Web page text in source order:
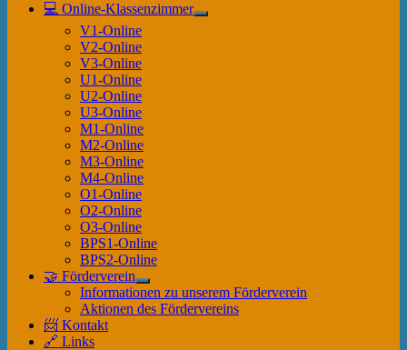
💻 Online-Klassenzimmer
Untermenü
V1-Online
V2-Online
V3-Online
U1-Online
U2-Online
U3-Online
M1-Online
M2-Online
M3-Online
M4-Online
O1-Online
O2-Online
O3-Online
BPS1-Online
BPS2-Online
🤝 Förderverein
Untermenü
anzeigen
Informationen zu unserem Förderverein
Aktionen des Fördervereins
📨 Kontakt
🔗 Links